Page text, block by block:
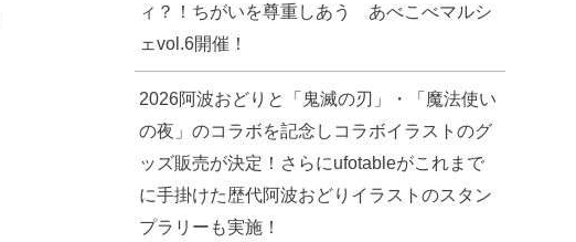
ィ？！ちがいを尊重しあう あべこべマルシ
ェvol.6開催！
2026阿波おどりと「鬼滅の刃」・「魔法使い
の夜」のコラボを記念しコラボイラストのグ
ッズ販売が決定！さらにufotableがこれまで
に手掛けた歴代阿波おどりイラストのスタン
プラリーも実施！